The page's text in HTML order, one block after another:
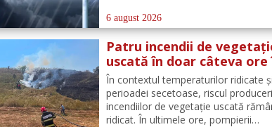
menționat vor fi perioade cu
atmosferică accentuată ce se va
manifesta prin...
6 august 2026
Patru incendii de
uscată în doar câteva ore
județul Botoșani. La
a ars un hectar de
În contextul temperaturilor ridicate
perioadei secetoase, riscul
incendiilor de vegetație uscată
ridicat. În ultimele ore, pompierii